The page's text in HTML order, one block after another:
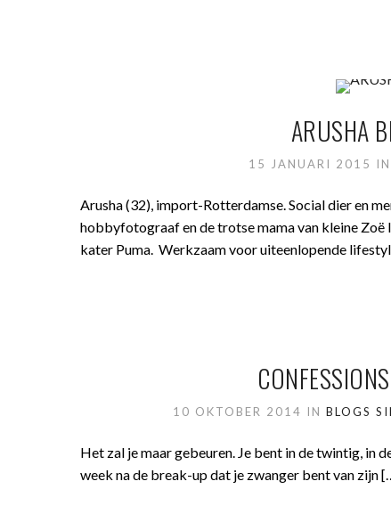
ARUSHA
15 JANUARI 2015 IN
Arusha (32), import-Rotterdamse. Social dier en
hobbyfotograaf en de trotse mama van kleine
kater Puma. Werkzaam voor uiteenlopende
10 OKTOBER 2014 INBLOGS
Het zal je maar gebeuren. Je bent in de twintig, in
week na de break-up dat je zwanger bent van zijn